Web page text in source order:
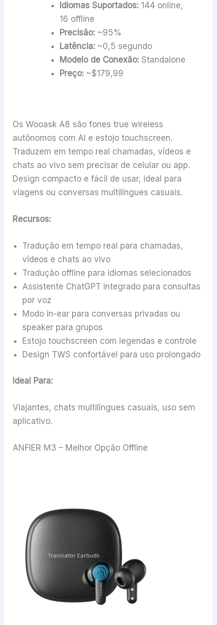
Idiomas Suportados:144 online,
16 offline
Precisão:~95%
Latência:~0,5 segundo
Modelo de Conexão:Standalone
Preço:~$179,99
Os Wooask A8 são fones true wireless
autônomos com AI e estojo touchscreen.
Traduzem em tempo real chamadas, vídeos e
chats ao vivo sem precisar de celular ou app.
Design compacto e fácil de usar, ideal para
viagens ou conversas multilíngues casuais.
Recursos:
Tradução em tempo real para chamadas,
vídeos e chats ao vivo
Tradução offline para idiomas selecionados
Assistente ChatGPT integrado para consultas
por voz
Modo in-ear para conversas privadas ou
speaker para grupos
Estojo touchscreen com legendas e controle
Design TWS confortável para uso prolongado
Ideal Para:
Viajantes, chats multilíngues casuais, uso sem
aplicativo.
ANFIER M3 – Melhor Opção Offline